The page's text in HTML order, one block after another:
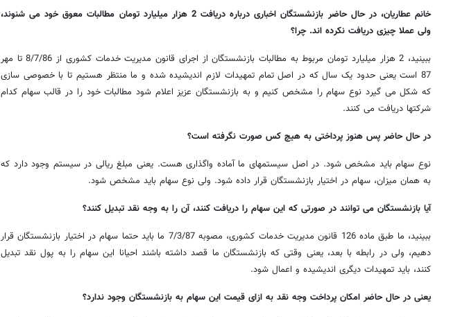
خانم عطاریان، در حال حاضر بازنشستگان اخباری درباره دریافت 2 هزار میلیارد تومان مطالبات معوق خود می شنوند،
ولی عملا چیزی دریافت نکرده اند. چرا؟
ببینید، 2 هزار میلیارد تومان مربوط به مطالبات بازنشستگان از اجرای قانون مدیریت خدمات کشوری از 8/7/86 تا مهر
87 است یعنی حدود یک سال که در اصل تمام تمهیدات لازم اندیشیده شده و ما منتظر هستیم تا با خصوصی سازی
که شکل می گیرد نوع سهام را مشخص کنیم و به بازنشستگان عزیز اعلام شود مطالبات خود را در قالب سهام کدام
شرکتها دریافت می کنند.
در حال حاضر پس هنوز پرداختی به هیچ کس صورت نگرفته است؟
نوع سهام باید مشخص شود. در اصل سیستمهای ما آماده واگذاری هست. یعنی مبلغ ریالی در سیستم وجود دارد که
به همان میزان، سهام در اختیار بازنشستگان قرار داده شود. ولی نوع سهام باید مشخص شود.
آیا بازنشستگان می توانند در صورتی که این سهام را دریافت کنند، آن را به وجه نقد تبدیل کنند؟
ببینید، ما طبق ماده 126 قانون مدیریت خدمات کشوری، مصوبه 7/3/87 ما باید حتما سهام در اختیار بازنشستگان قرار
دهیم، ولی در رابطه با بعد، یعنی وقتی که بازنشستگان ما قصد داشته باشند احیانا این سهام را به پول نقد تبدیل
کنند، باید تمهیدات دیگری اندیشیده و اعمال شود.
یعنی در حال حاضر امکان پرداخت وجه نقد به ازای قیمت این سهام به بازنشستگان وجود ندارد؟